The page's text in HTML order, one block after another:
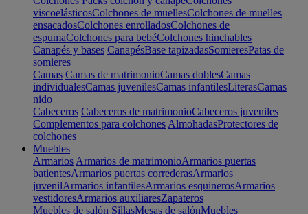
viscoelásticosColchones de muellesColchones de muelles
ensacadosColchones enrolladosColchones de
espumaColchones para bebéColchones hinchables
Canapés y bases CanapésBase tapizadasSomieresPatas de
somieres
Camas Camas de matrimonioCamas doblesCamas
individualesCamas juvenilesCamas infantilesLiterasCamas
nido
Cabeceros Cabeceros de matrimonioCabeceros juveniles
Complementos para colchones AlmohadasProtectores de
colchones
Muebles
Armarios Armarios de matrimonioArmarios puertas
batientesArmarios puertas correderasArmarios
juvenilArmarios infantilesArmarios esquinerosArmarios
vestidoresArmarios auxiliaresZapateros
Muebles de salón SillasMesas de salónMuebles